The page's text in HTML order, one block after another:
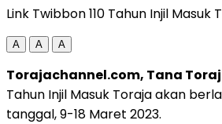
Link Twibbon 110 Tahun Injil Masuk
A A A
Torajachannel.com, Tana
Tahun Injil Masuk Toraja akan
tanggal, 9-18 Maret 2023.